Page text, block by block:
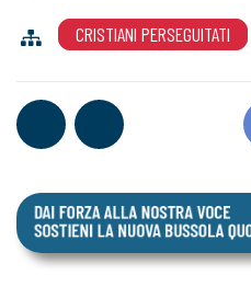
CRISTIANI PERSEGUITATI